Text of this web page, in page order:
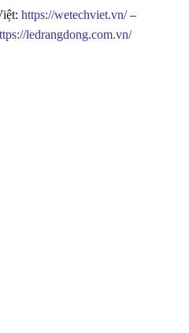
https://wetechviet.vn/–
ledrangdong.com.vn/